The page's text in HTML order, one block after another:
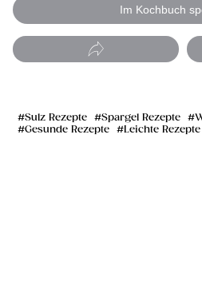
Im Kochbuch
Sulz Rezepte Spargel Rezepte
Gesunde Rezepte
Leichte Rezepte